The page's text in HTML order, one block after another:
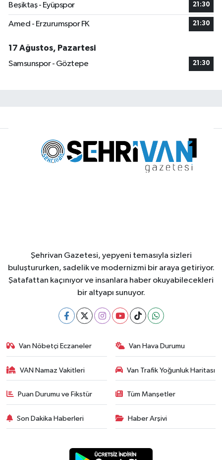
Beşiktaş - Eyüpspor 21:30
Amed - Erzurumspor FK 21:30
17 Ağustos, Pazartesi
Samsunspor - Göztepe
21:30
Şehrivan Gazetesi, yepyeni temasıyla sizleri
buluştururken, sadelik ve modernizmi bir araya getiriyor.
Şatafattan kaçınıyor ve insanlara haber okuyabilecekleri
bir altyapı sunuyor.
Van Nöbetçi Eczaneler Van Hava Durumu
VAN Namaz Vakitleri Van Trafik Yoğunluk Haritası
Puan Durumu ve Fikstür Tüm Manşetler
Son Dakika Haberleri Haber Arşivi